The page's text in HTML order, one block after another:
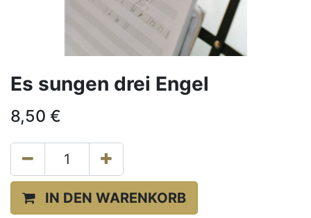
Es sungen drei Engel
8,50 €
IN DEN WARENKORB